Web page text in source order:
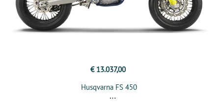
€ 13.037,00
Husqvarna FS 450